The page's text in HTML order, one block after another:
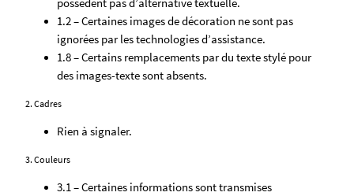
possèdent pas d’alternative textuelle.
1.2 – Certaines images de décoration ne sont pas
ignorées par les technologies d’assistance.
1.8 – Certains remplacements par du texte stylé pour
des images-texte sont absents.
2. Cadres
Rien à signaler.
3. Couleurs
3.1 – Certaines informations sont transmises